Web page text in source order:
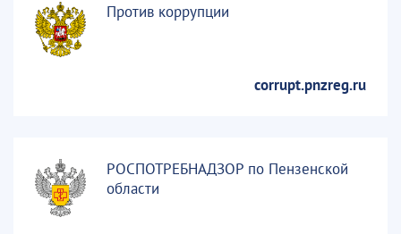
Против коррупции
corrupt.pnzreg.ru
РОСПОТРЕБНАДЗОР по Пензенской
области